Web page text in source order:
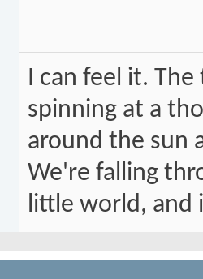
I can feel it.
spinning at a
around the sun
We're falling
little world, and